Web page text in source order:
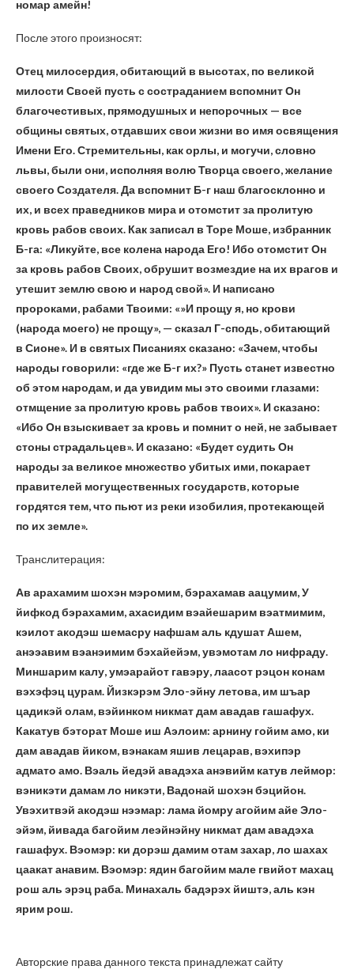
номар амейн!
После этого произносят:
Отец милосердия, обитающий в высотах, по великой
милости Своей пусть с состраданием вспомнит Он
благочестивых, прямодушных и непорочных — все
общины святых, отдавших свои жизни во имя освящения
Имени Его. Стремительны, как орлы, и могучи, словно
львы, были они, исполняя волю Творца своего, желание
своего Создателя. Да вспомнит Б-г наш благосклонно и
их, и всех праведников мира и отомстит за пролитую
кровь рабов своих. Как записал в Торе Моше, избранник
Б-га: «Ликуйте, все колена народа Его! Ибо отомстит Он
за кровь рабов Своих, обрушит возмездие на их врагов и
утешит землю свою и народ свой». И написано
пророками, рабами Твоими: «»И прощу я, но крови
(народа моего) не прощу», — сказал Г-сподь, обитающий
в Сионе». И в святых Писаниях сказано: «Зачем, чтобы
народы говорили: «где же Б-г их?» Пусть станет известно
об этом народам, и да увидим мы это своими глазами:
отмщение за пролитую кровь рабов твоих». И сказано:
«Ибо Он взыскивает за кровь и помнит о ней, не забывает
стоны страдальцев». И сказано: «Будет судить Он
народы за великое множество убитых ими, покарает
правителей могущественных государств, которые
гордятся тем, что пьют из реки изобилия, протекающей
по их земле».
Транслитерация:
Ав арахамим шохэн мэромим, бэрахамав аацумим, У
йифкод бэрахамим, ахасидим вэайешарим вэатмимим,
кэилот акодэш шемасру нафшам аль кдушат Ашем,
анээавим вэанэимим бэхайейэм, увэмотам ло нифраду.
Миншарим калу, умэарайот гавэру, лаасот рэцон конам
вэхэфэц цурам. Йизкэрэм Эло-эйну летова, им шъар
цадикэй олам, вэйинком никмат дам авадав гашафух.
Какатув бэторат Моше иш Аэлоим: арнину гойим амо, ки
дам авадав йиком, вэнакам яшив лецарав, вэхипэр
адмато амо. Вэаль йедэй авадэха анэвийм катув леймор:
вэникэти дамам ло никэти, Вадонай шохэн бэцийон.
Увэхитвэй акодэш нээмар: лама йомру агойим айе Эло-
эйэм, йивада багойим леэйнэйну никмат дам авадэха
гашафух. Вэомэр: ки дорэш дамим отам захар, ло шахах
цаакат анавим. Вэомэр: ядин багойим мале гвийот махац
рош аль эрэц раба. Минахаль бадэрэх йиштэ, аль кэн
ярим рош.
Авторские права данного текста принадлежат сайту